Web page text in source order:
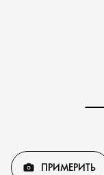
ПРИМЕРИТЬ